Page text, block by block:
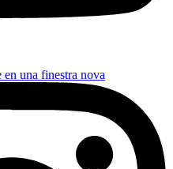
una finestra nova